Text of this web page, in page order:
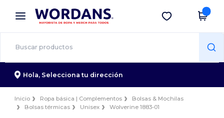
× App de Wordans
¡Mejores precios en app!
Descargar app
Hola, Selecciona tu dirección
Inicio Ropa básica | Complementos
Bolsas & Mochilas
Bolsas térmicas
Unisex Wolverine 1883-01